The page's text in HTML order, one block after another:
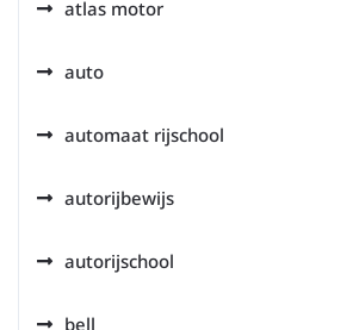
atlas motor
auto
automaat rijschool
autorijbewijs
autorijschool
bell